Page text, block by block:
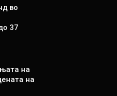
во
37
на
на